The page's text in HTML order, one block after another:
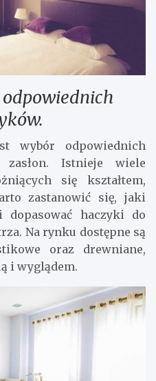
wybór odpowiednich
Istnieje wiele
się kształtem,
zastanowić się, jaki
dopasować haczyki do
Na rynku dostępne są
oraz drewniane,
i wyglądem.